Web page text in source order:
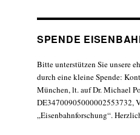
SPENDE
Bitte unterstützen Sie unsere
durch eine kleine Spende:
München, lt. auf Dr. Michael
DE34700905000002553732,
„Eisenbahnforschung“.